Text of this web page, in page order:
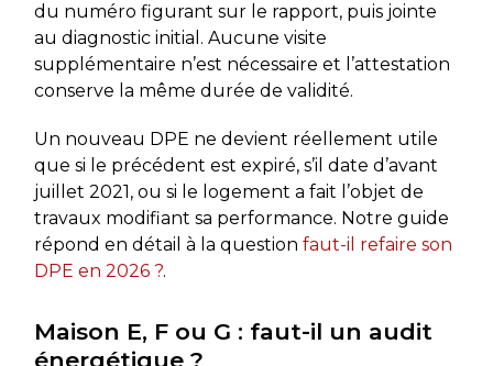
du numéro figurant sur le rapport, puis jointe
au diagnostic initial. Aucune visite
supplémentaire n’est nécessaire et l’attestation
conserve la même durée de validité.
Un nouveau DPE ne devient réellement utile
que si le précédent est expiré, s’il date d’avant
juillet 2021, ou si le logement a fait l’objet de
travaux modifiant sa performance. Notre guide
répond en détail à la question faut-il refaire son
DPE en 2026 ?.
Maison E, F ou G : faut-il un audit
énergétique ?